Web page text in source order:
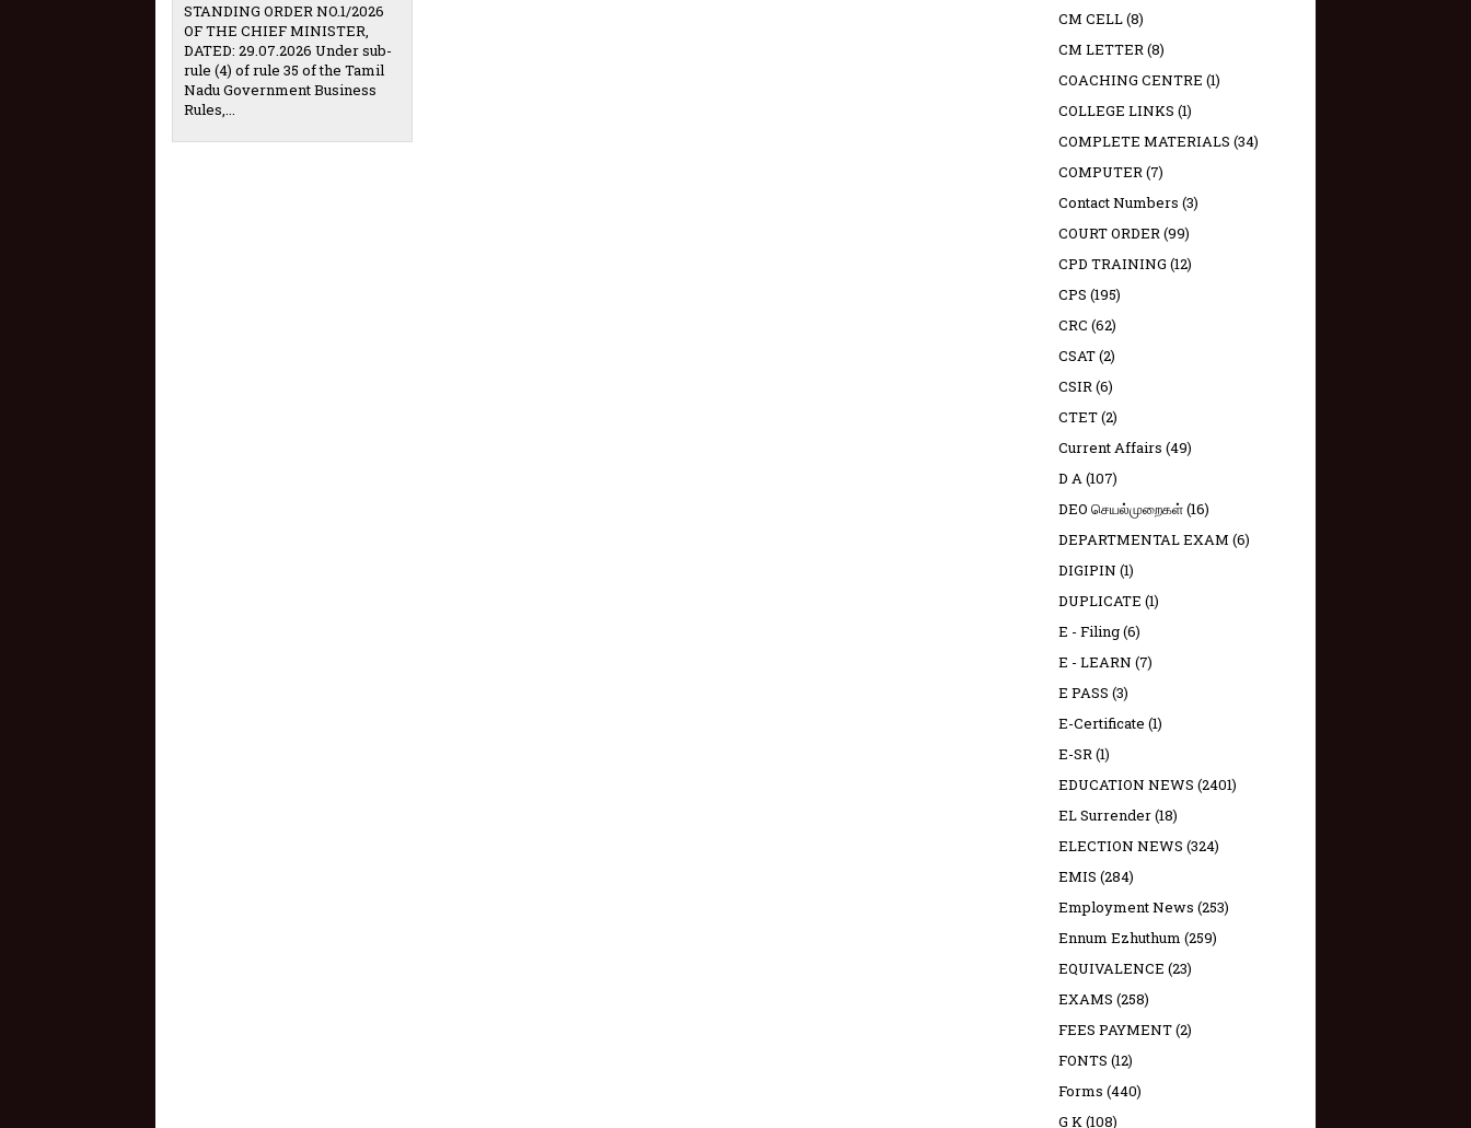
STANDING ORDER NO.1/2026
OF THE CHIEF MINISTER,
DATED: 29.07.2026 Under sub-
rule (4) of rule 35 of the Tamil
Nadu Government Business
Rules,...
CM CELL(8)
CM LETTER(8)
COACHING CENTRE (1)
COLLEGE LINKS (1)
COMPLETE MATERIALS (34)
COMPUTER(7)
Contact Numbers (3)
COURT ORDER(99)
CPD TRAINING (12)
CPS (195)
CRC (62)
CSAT(2)
CSIR(6)
CTET(2)
Current Affairs (49)
D A(107)
DEO செயல்முறைகள்(16)
DEPARTMENTAL EXAM (6)
DIGIPIN (1)
DUPLICATE (1)
E - Filing(6)
E - LEARN (7)
E PASS (3)
E-Certificate (1)
E-SR(1)
EDUCATION NEWS (2401)
EL Surrender(18)
ELECTION NEWS (324)
EMIS (284)
Employment News (253)
Ennum Ezhuthum (259)
EQUIVALENCE (23)
EXAMS (258)
FEES PAYMENT(2)
FONTS (12)
Forms (440)
G K(108)